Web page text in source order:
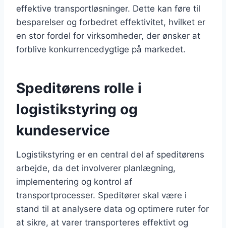
effektive transportløsninger. Dette kan føre til
besparelser og forbedret effektivitet, hvilket er
en stor fordel for virksomheder, der ønsker at
forblive konkurrencedygtige på markedet.
Speditørens rolle i
logistikstyring og
kundeservice
Logistikstyring er en central del af speditørens
arbejde, da det involverer planlægning,
implementering og kontrol af
transportprocesser. Speditører skal være i
stand til at analysere data og optimere ruter for
at sikre, at varer transporteres effektivt og